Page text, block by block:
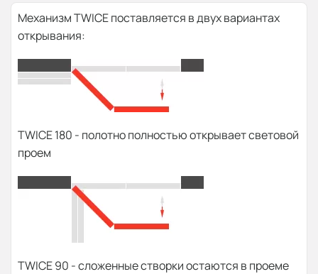
Механизм TWICE поставляется в двух вариантах
открывания:
TWICE 180 - полотно полностью открывает световой
проем
TWICE 90 - сложенные створки остаются в проеме